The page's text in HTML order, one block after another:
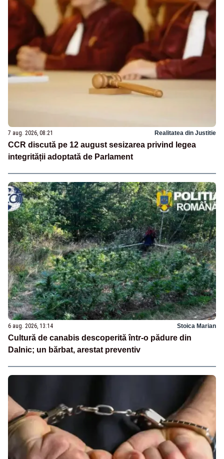
7 aug. 2026, 08:21 Realitatea din Justitie
CCR discută pe 12 august sesizarea privind legea
integrității adoptată de Parlament
6 aug. 2026, 13:14 Stoica Marian
Cultură de canabis descoperită într-o pădure din
Dalnic; un bărbat, arestat preventiv